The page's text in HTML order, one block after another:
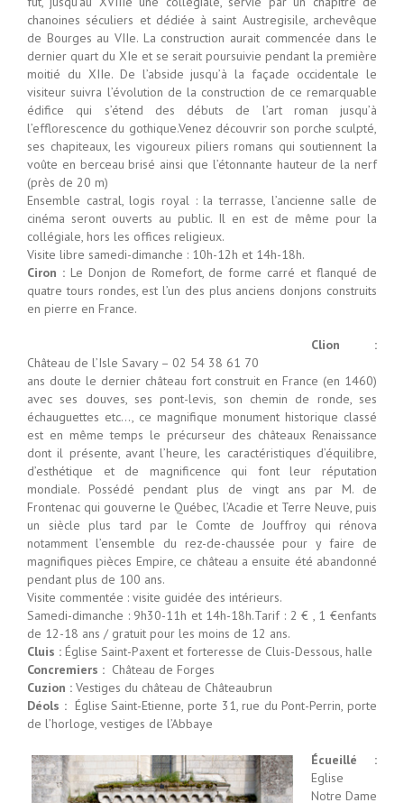
chanoines séculiers et dédiée à saint Austregisile, archevêque
de Bourges au VIIe. La construction aurait commencée dans le
dernier quart du XIe et se serait poursuivie pendant la première
moitié du XIIe. De l’abside jusqu’à la façade occidentale le
visiteur suivra l’évolution de la construction de ce remarquable
édifice qui s’étend des débuts de l’art roman jusqu’à
l’efflorescence du gothique.Venez découvrir son porche sculpté,
ses chapiteaux, les vigoureux piliers romans qui soutiennent la
voûte en berceau brisé ainsi que l’étonnante hauteur de la nerf
(près de 20 m)
Ensemble castral, logis royal : la terrasse, l’ancienne salle de
cinéma seront ouverts au public. Il en est de même pour la
collégiale, hors les offices religieux.
Visite libre samedi-dimanche : 10h-12h et 14h-18h.
Ciron :Le Donjon de Romefort, de forme carré et flanqué de
quatre tours rondes, est l’un des plus anciens donjons construits
en pierre en France.
Clion :
Château de l’Isle Savary – 02 54 38 61 70
ans doute le dernier château fort construit en France (en 1460)
avec ses douves, ses pont-levis, son chemin de ronde, ses
échauguettes etc…, ce magnifique monument historique classé
est en même temps le précurseur des châteaux Renaissance
dont il présente, avant l’heure, les caractéristiques d’équilibre,
d’esthétique et de magnificence qui font leur réputation
mondiale. Possédé pendant plus de vingt ans par M. de
Frontenac qui gouverne le Québec, l’Acadie et Terre Neuve, puis
un siècle plus tard par le Comte de Jouffroy qui rénova
notamment l’ensemble du rez-de-chaussée pour y faire de
magnifiques pièces Empire, ce château a ensuite été abandonné
pendant plus de 100 ans.
Visite commentée : visite guidée des intérieurs.
Samedi-dimanche : 9h30-11h et 14h-18h.Tarif : 2 € , 1 €enfants
de 12-18 ans / gratuit pour les moins de 12 ans.
Cluis : Église Saint-Paxent et forteresse de Cluis-Dessous, halle
Concremiers : Château de Forges
Cuzion : Vestiges du château de Châteaubrun
Déols : Église Saint-Etienne, porte 31, rue du Pont-Perrin, porte
de l’horloge, vestiges de l’Abbaye
Écueillé :
Eglise
Notre Dame